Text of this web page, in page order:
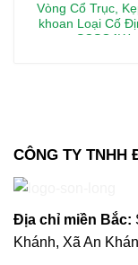
Vòng Cổ Trục,
khoan Loại Cố
SCSGAW
CÔNG TY TNHH
Địa chỉ miền Bắc:
Khánh, Xã An